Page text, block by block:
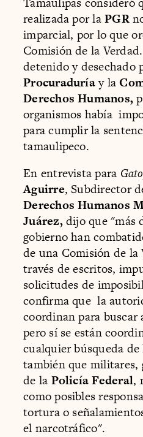
realizada por laPGR
imparcial, por lo que
Comisión de la
detenido y desechado
Procuraduríay la
Derechos Humanos,
organismos había
para cumplir la
tamaulipeco.
En entrevista para
Aguirre, Subdirector
Derechos Humanos
Juárez,dijo que "más
gobierno han
de una Comisión de la
través de escritos,
solicitudes de
confirma que la
coordinan para buscar
pero sí se están
cualquier búsqueda
también que militares,
de la Policía Federal,
como posibles
tortura o
el narcotráfico".